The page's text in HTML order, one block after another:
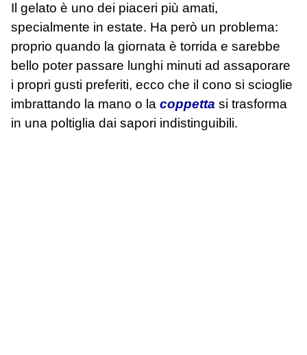
Il gelato è uno dei piaceri più amati,
specialmente in estate. Ha però un problema:
proprio quando la giornata è torrida e sarebbe
bello poter passare lunghi minuti ad assaporare
i propri gusti preferiti, ecco che il cono si scioglie
imbrattando la mano o la coppetta si trasforma
in una poltiglia dai sapori indistinguibili.